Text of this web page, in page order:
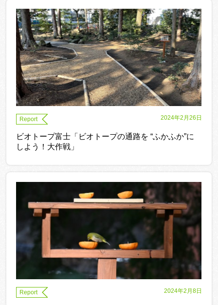
Report 2024年2月26日
ビオトープ富士「ビオトープの通路を “ふかふか”に
しよう！大作戦」
Report 2024年2月8日